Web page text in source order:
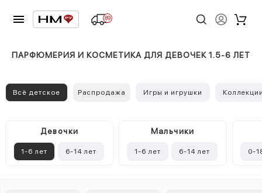
89
ПАРФЮМЕРИЯ И КОСМЕТИКА ДЛЯ ДЕВОЧЕК 1.5-6 ЛЕТ
Всё детское Распродажа Игры и игрушки
Девочки
1-6 лет 6-14 лет
Mальчики
1-6 лет 6-14 лет 0-